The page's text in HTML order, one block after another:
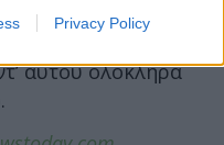
Privacy Policy
πρέπει να
αυτού ολόκληρα